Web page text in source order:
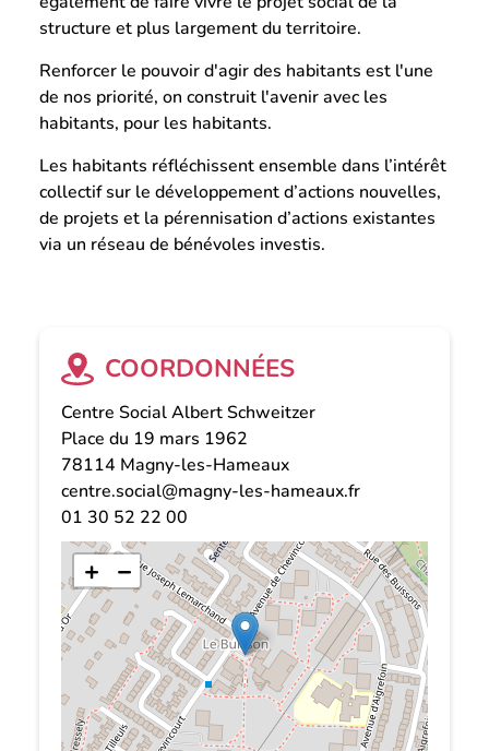
structure et plus largement du territoire.
Renforcer le pouvoir d'agir des habitants est l'une
de nos priorité, on construit l'avenir avec les
habitants, pour les habitants.
Les habitants réfléchissent ensemble dans l’intérêt
collectif sur le développement d’actions nouvelles,
de projets et la pérennisation d’actions existantes
via un réseau de bénévoles investis.
COORDONNÉES
Centre Social Albert Schweitzer
Place du 19 mars 1962
78114 Magny-les-Hameaux
centre.social@magny-les-hameaux.fr
01 30 52 22 00
+ −